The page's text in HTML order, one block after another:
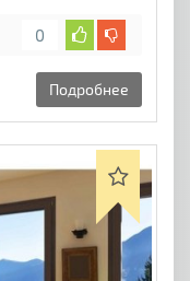
0
Подробнее